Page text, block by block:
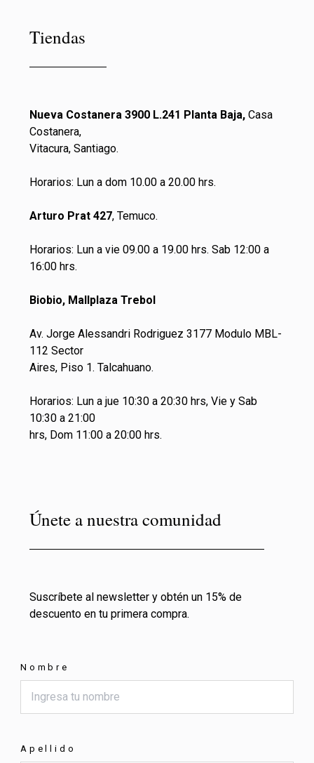
Tiendas
Nueva Costanera 3900 L.241 Planta Baja, Casa
Costanera,
Vitacura, Santiago.
Horarios: Lun a dom 10.00 a 20.00 hrs.
Arturo Prat 427, Temuco.
Horarios: Lun a vie 09.00 a 19.00 hrs. Sab 12:00 a
16:00 hrs.
Biobio, Mallplaza Trebol
Av. Jorge Alessandri Rodriguez 3177 Modulo MBL-
112 Sector
Aires, Piso 1. Talcahuano.
Horarios: Lun a jue 10:30 a 20:30 hrs, Vie y Sab
10:30 a 21:00
hrs, Dom 11:00 a 20:00 hrs.
Únete a nuestra comunidad
Suscríbete al newsletter y obtén un 15% de
descuento en tu primera compra.
Nombre
Apellido